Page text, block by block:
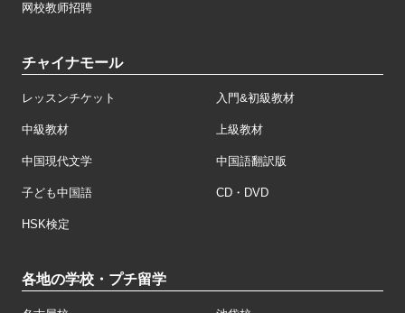
网校教师招聘
チャイナモール
レッスンチケット 入門&初級教材
中級教材 上級教材
中国現代文学 中国語翻訳版
子ども中国語 CD・DVD
HSK検定
各地の学校・プチ留学